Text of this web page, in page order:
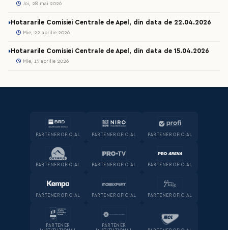
Joi, 28 mai 2026
Hotararile Comisiei Centrale de Apel, din data de 22.04.2026
Mie, 22 aprilie 2026
Hotararile Comisiei Centrale de Apel, din data de 15.04.2026
Mie, 15 aprilie 2026
PARTENER OFICIAL PARTENER OFICIAL PARTENER OFICIAL
PARTENER OFICIAL PARTENER OFICIAL PARTENER OFICIAL
PARTENER OFICIAL PARTENER OFICIAL PARTENER OFICIAL
PARTENER
PARTENER